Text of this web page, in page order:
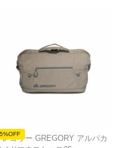
5%OFF
レゴリー GREGORY アルパカ